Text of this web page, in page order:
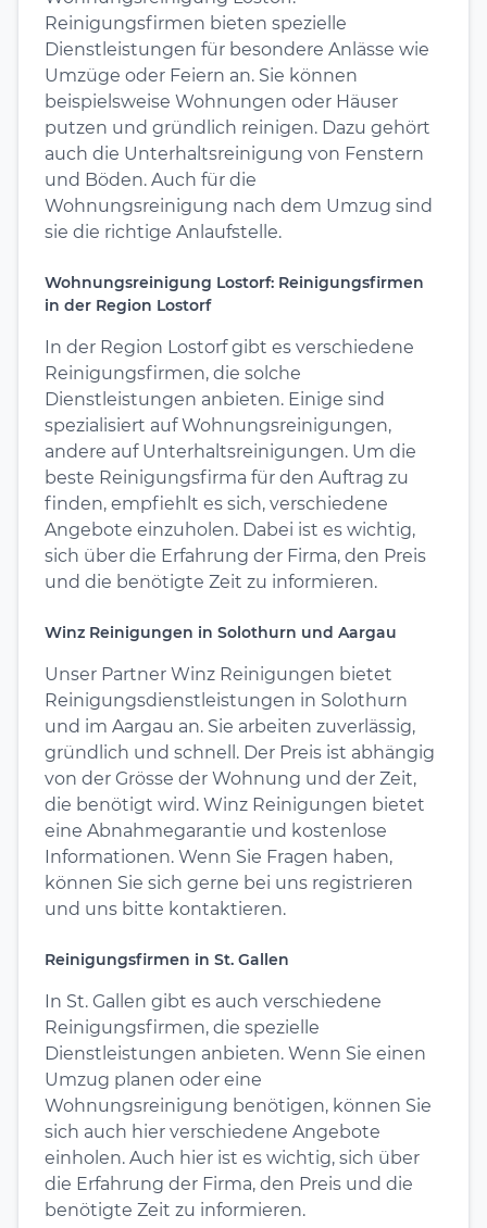
Reinigungsfirmen bieten spezielle
Dienstleistungen für besondere Anlässe wie
Umzüge oder Feiern an. Sie können
beispielsweise Wohnungen oder Häuser
putzen und gründlich reinigen. Dazu gehört
auch die Unterhaltsreinigung von Fenstern
und Böden. Auch für die
Wohnungsreinigung nach dem Umzug sind
sie die richtige Anlaufstelle.
Wohnungsreinigung Lostorf: Reinigungsfirmen
in der Region Lostorf
In der Region Lostorf gibt es verschiedene
Reinigungsfirmen, die solche
Dienstleistungen anbieten. Einige sind
spezialisiert auf Wohnungsreinigungen,
andere auf Unterhaltsreinigungen. Um die
beste Reinigungsfirma für den Auftrag zu
finden, empfiehlt es sich, verschiedene
Angebote einzuholen. Dabei ist es wichtig,
sich über die Erfahrung der Firma, den Preis
und die benötigte Zeit zu informieren.
Winz Reinigungen in Solothurn und Aargau
Unser Partner Winz Reinigungen bietet
Reinigungsdienstleistungen in Solothurn
und im Aargau an. Sie arbeiten zuverlässig,
gründlich und schnell. Der Preis ist abhängig
von der Grösse der Wohnung und der Zeit,
die benötigt wird. Winz Reinigungen bietet
eine Abnahmegarantie und kostenlose
Informationen. Wenn Sie Fragen haben,
können Sie sich gerne bei uns registrieren
und uns bitte kontaktieren.
Reinigungsfirmen in St. Gallen
In St. Gallen gibt es auch verschiedene
Reinigungsfirmen, die spezielle
Dienstleistungen anbieten. Wenn Sie einen
Umzug planen oder eine
Wohnungsreinigung benötigen, können Sie
sich auch hier verschiedene Angebote
einholen. Auch hier ist es wichtig, sich über
die Erfahrung der Firma, den Preis und die
benötigte Zeit zu informieren.